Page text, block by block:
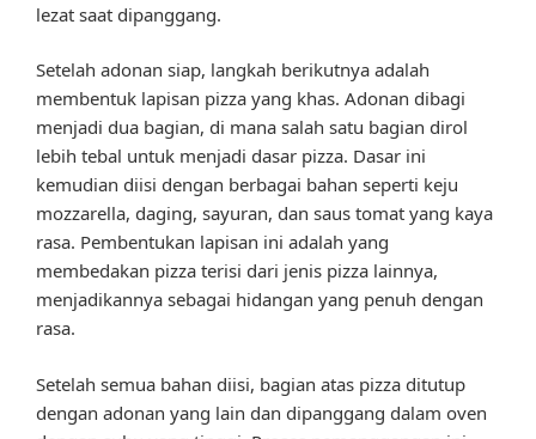
lezat saat dipanggang.
Setelah adonan siap, langkah berikutnya adalah
membentuk lapisan pizza yang khas. Adonan dibagi
menjadi dua bagian, di mana salah satu bagian dirol
lebih tebal untuk menjadi dasar pizza. Dasar ini
kemudian diisi dengan berbagai bahan seperti keju
mozzarella, daging, sayuran, dan saus tomat yang kaya
rasa. Pembentukan lapisan ini adalah yang
membedakan pizza terisi dari jenis pizza lainnya,
menjadikannya sebagai hidangan yang penuh dengan
rasa.
Setelah semua bahan diisi, bagian atas pizza ditutup
dengan adonan yang lain dan dipanggang dalam oven